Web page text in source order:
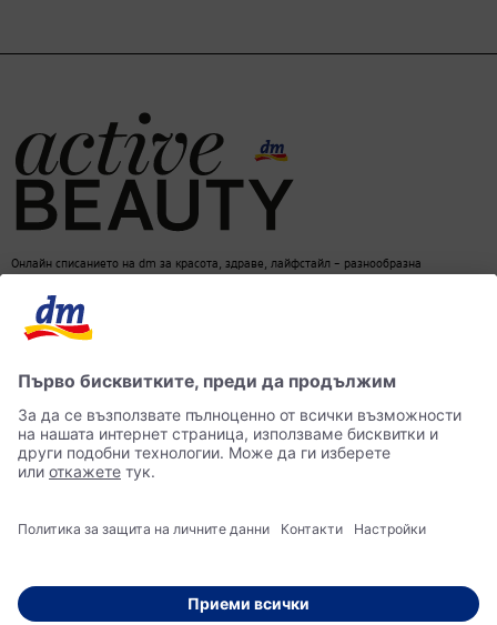
Онлайн списанието на dm за красота, здраве, лайфстайл – разнообразна
dm онлайн магазин Контакти Лични данни
достъпност
© 2026 dm България ЕООД Моят магазин за козметика, парфюмерия, бебешки
продукти, здравословно хранене, стоки за дома, храна за домашни любимци и много